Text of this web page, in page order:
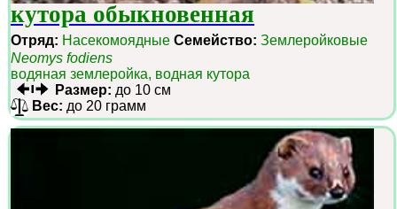
кутора обыкновенная
Отряд: Насекомоядные Семейство: Землеройковые
Neomys fodiens
водяная землеройка, водная кутора
Размер: до 10 см
Вес: до 20 грамм